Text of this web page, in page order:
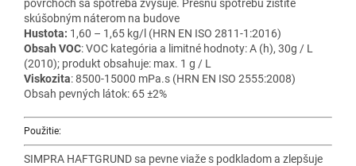
povrchoch sa spotreba zvyšuje. Presnú spotrebu zistíte
skúšobným náterom na budove
Hustota: 1,60 – 1,65 kg/l (HRN EN ISO 2811-1:2016)
Obsah VOC: VOC kategória a limitné hodnoty: A (h), 30g / L
(2010); produkt obsahuje: max. 1 g / L
Viskozita: 8500-15000 mPa.s (HRN EN ISO 2555:2008)
Obsah pevných látok: 65 ±2%
Použitie:
SIMPRA HAFTGRUND sa pevne viaže s podkladom a zlepšuje